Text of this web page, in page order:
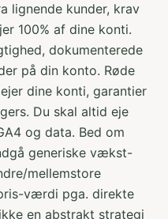
lignende kunder, krav
100% af dine konti.
dokumenterede
på din konto. Røde
dine konti, garantier
Du skal altid eje
og data. Bed om
generiske vækst-
mellemstore
værdi pga. direkte
en abstrakt strategi